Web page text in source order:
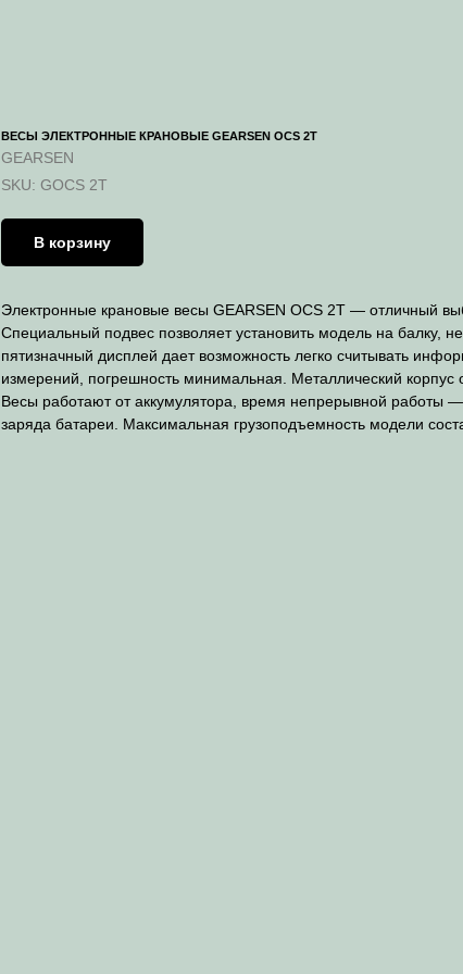
ВЕСЫ ЭЛЕКТРОННЫЕ КРАНОВЫЕ GEARSEN OCS 2T
GEARSEN
SKU: GOCS 2T
В корзину
Электронные крановые весы GEARSEN OCS 2T — отличный
Специальный подвес позволяет установить модель на балку,
пятизначный дисплей дает возможность легко считывать
измерений, погрешность минимальная. Металлический
Весы работают от аккумулятора, время непрерывной работы
заряда батареи. Максимальная грузоподъемность модели